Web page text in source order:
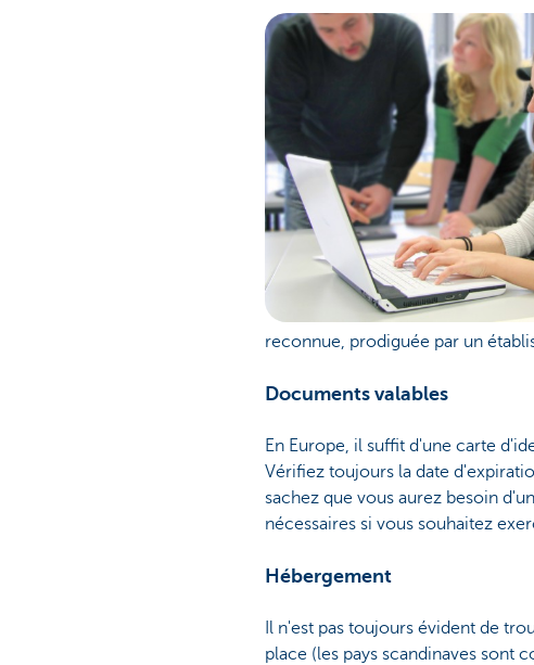
reconnue, prodiguée par un
Documents valables
En Europe, il suffit d'une carte
Vérifiez toujours la date
sachez que vous aurez besoin
nécessaires si vous souhaitez
Hébergement
Il n'est pas toujours évident de
place (les pays scandinaves sont